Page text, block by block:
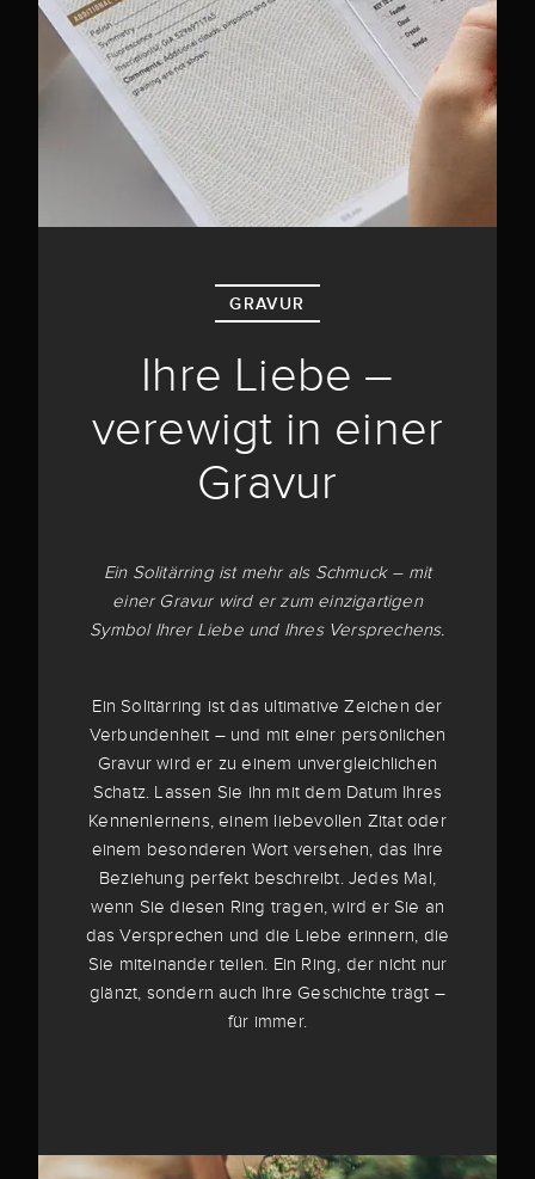
GRAVUR
Ihre Liebe –
verewigt in einer
Gravur
Ein Solitärring ist mehr als Schmuck – mit
einer Gravur wird er zum einzigartigen
Symbol Ihrer Liebe und Ihres Versprechens.
Ein Solitärring ist das ultimative Zeichen der
Verbundenheit – und mit einer persönlichen
Gravur wird er zu einem unvergleichlichen
Schatz. Lassen Sie ihn mit dem Datum Ihres
Kennenlernens, einem liebevollen Zitat oder
einem besonderen Wort versehen, das Ihre
Beziehung perfekt beschreibt. Jedes Mal,
wenn Sie diesen Ring tragen, wird er Sie an
das Versprechen und die Liebe erinnern, die
Sie miteinander teilen. Ein Ring, der nicht nur
glänzt, sondern auch Ihre Geschichte trägt –
für immer.